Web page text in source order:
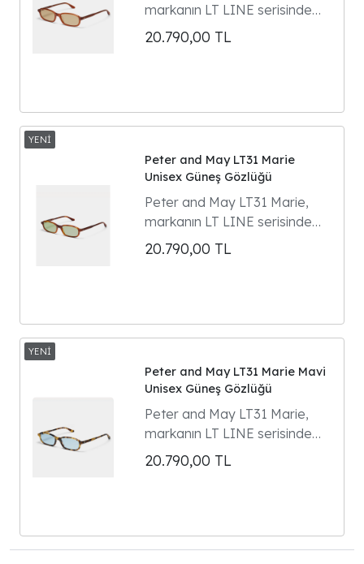
markanın LT LINE serisinde
yer alan dikdörtgen formlu
unisex güneş gözlüğüdür.
Gaguech ile yapılan özel
20.790,00 TL
Peter and May LT31 Marie
Unisex Güneş Gözlüğü
Peter and May LT31 Marie,
markanın LT LINE serisinde
yer alan dikdörtgen formlu
unisex güneş gözlüğüdür.
Gaguech ile yapılan özel
20.790,00 TL
Peter and May LT31 Marie Mavi
Unisex Güneş Gözlüğü
Peter and May LT31 Marie,
markanın LT LINE serisinde
yer alan dikdörtgen formlu
unisex güneş gözlüğüdür.
Gaguech ile yapılan özel
20.790,00 TL